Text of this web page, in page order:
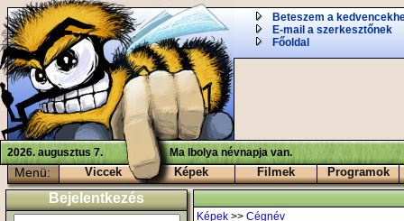
Beteszem a
E-mail a szerkesztőnek
Főoldal
2026. augusztus 7. Ma Ibolya névnapja van.
Menü: Viccek Képek Filmek Programok
Bejelentkezés
Képek >> Cégnév